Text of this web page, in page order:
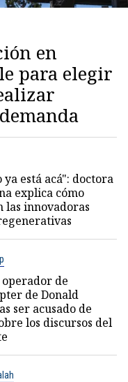
en
para elegir
está acá": doctora
explica cómo
las innovadoras
de
de Donald
ser acusado de
los discursos del